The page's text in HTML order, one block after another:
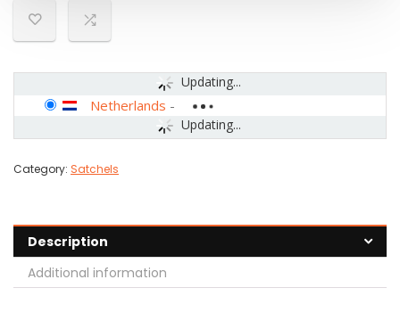
Updating...
Updating...
Netherlands -
Category: Satchels
Description
Additional information